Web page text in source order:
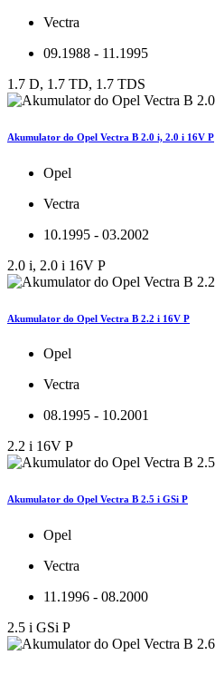
Vectra
09.1988 - 11.1995
1.7 D, 1.7 TD, 1.7 TDS
Akumulator do Opel Vectra B 2.0 i, 2.0 i 16V P
Opel
Vectra
10.1995 - 03.2002
2.0 i, 2.0 i 16V P
Akumulator do Opel Vectra B 2.2 i 16V P
Opel
Vectra
08.1995 - 10.2001
2.2 i 16V P
Akumulator do Opel Vectra B 2.5 i GSi P
Opel
Vectra
11.1996 - 08.2000
2.5 i GSi P